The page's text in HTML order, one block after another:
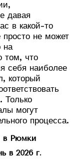
давая
в какой-то
не может
на
том, что
себя наиболее
который
Только
могут
процесса.
в Рюмки
в 2026 г.